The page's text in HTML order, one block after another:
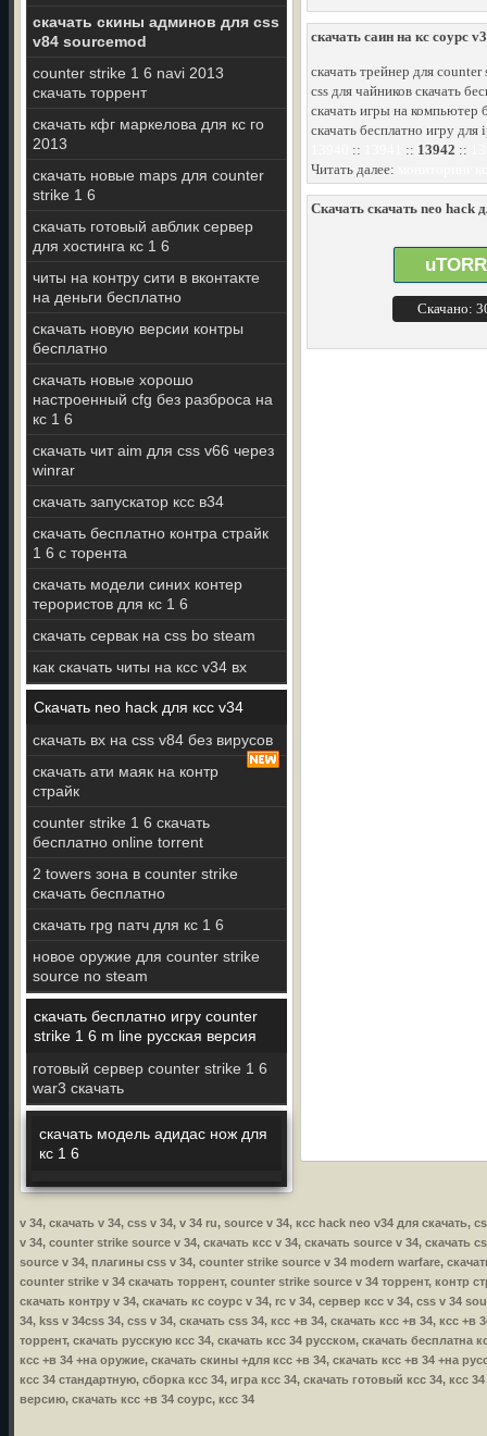
скачать скины админов для css
v84 sourcemod
counter strike 1 6 navi 2013
скачать торрент
скачать кфг маркелова для кс го
2013
скачать новые maps для counter
strike 1 6
скачать готовый авблик сервер
для хостинга кс 1 6
читы на контру сити в вконтакте
на деньги бесплатно
скачать новую версии контры
бесплатно
скачать новые хорошо
настроенный cfg без разброса на
кс 1 6
скачать чит aim для css v66 через
winrar
скачать запускатор ксс в34
скачать бесплатно контра страйк
1 6 с торента
скачать модели синих контер
терористов для кс 1 6
скачать сервак на css bo steam
как скачать читы на ксс v34 вх
Скачать neo hack для ксс v34
скачать вх на css v84 без вирусов
скачать ати маяк на контр
страйк
counter strike 1 6 скачать
бесплатно online torrent
2 towers зона в counter strike
скачать бесплатно
скачать rpg патч для кс 1 6
новое оружие для counter strike
source no steam
скачать бесплатно игру counter
strike 1 6 m line русская версия
готовый сервер counter strike 1 6
war3 скачать
скачать модель адидас нож для
кс 1 6
скачать саин на кс соурс
скачать трейнер для
css для чайников скачать
скачать игры на компьютер
скачать бесплатно игру
:: :: 13942 ::
Читать далее:
Скачать скачать neo hack
Скачано:
v 34, скачать v 34, css v 34, v 34 ru, source v 34, ксс hack neo v34 для скачать,
v 34, counter strike source v 34, скачать ксс v 34, скачать source v 34,
source v 34, плагины css v 34, counter strike source v 34 modern warfare,
counter strike v 34 скачать торрент, counter strike source v 34 торрент, контр
скачать контру v 34, скачать кс соурс v 34, rc v 34, сервер ксс v 34, css v 34
34, kss v 34css 34, css v 34, скачать css 34, ксс +в 34, скачать ксс +в 34, ксс
торрент, скачать русскую ксс 34, скачать ксс 34 русском, скачать бесплатна
ксс +в 34 +на оружие, скачать скины +для ксс +в 34, скачать ксс +в 34 +на
ксс 34 стандартную, сборка ксс 34, игра ксс 34, скачать готовый ксс 34, ксс
версию, скачать ксс +в 34 соурс, ксс 34